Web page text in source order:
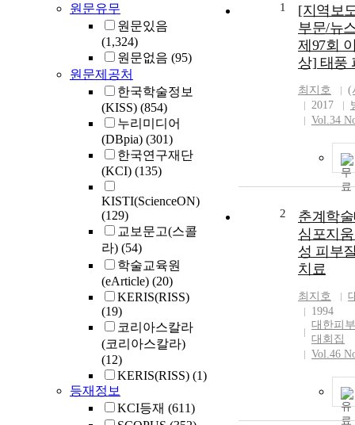
원문유무
원문있음
(1,324)
원문없음 (95)
원문제공처
한국학술정보
(KISS) (854)
누리미디어
(DBpia) (301)
한국연구재단
(KCI) (135)
KISTI(ScienceON)
(129)
교보문고(스콜
라) (54)
학술교육원
(eArticle) (20)
KERIS(RISS)
(19)
코리아스칼라
(코리아스칼라)
(12)
KERIS(RISS) (1)
등재정보
KCI등재 (611)
1
[지역보
부문/뉴
제97회
상] 태풍
최지호
(
2017
Vol.34
2
춘계학
심포지
성 피부
치료
최지호
1994
대한피
대회집
Vol.46